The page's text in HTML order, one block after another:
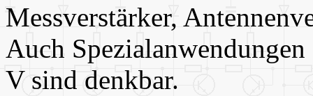
Messverstärker,
Auch
V sind denkbar.